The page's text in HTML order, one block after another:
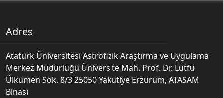
Adres
Atatürk Üniversitesi Astrofizik Araştırma ve Uygulama
Merkez Müdürlüğü Üniversite Mah. Prof. Dr. Lütfü
Ülkümen Sok. 8/3 25050 Yakutiye Erzurum, ATASAM
Binası